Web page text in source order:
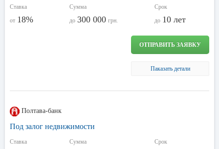
Ставка
от 18%
Сумма
до 300 000 грн.
Срок
до 10 лет
ОТПРАВИТЬ ЗАЯВКУ
Паказать детали
Полтава-банк
Под залог недвижимости
Ставка
Сумма
Срок